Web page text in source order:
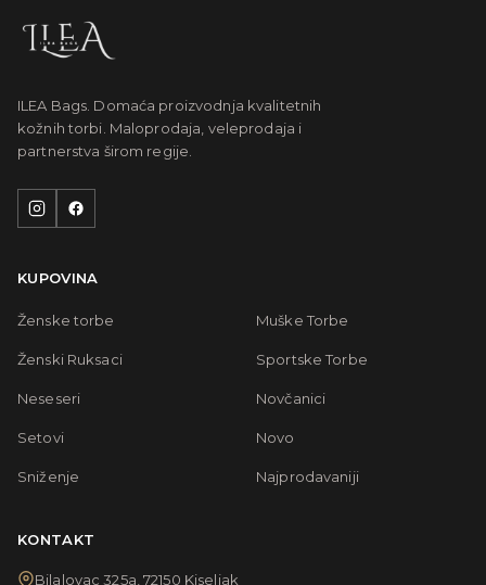
ILEA Bags. Domaća proizvodnja kvalitetnih
kožnih torbi. Maloprodaja, veleprodaja i
partnerstva širom regije.
KUPOVINA
Ženske torbe Muške Torbe
Ženski Ruksaci Sportske Torbe
Neseseri Novčanici
Setovi Novo
Sniženje Najprodavaniji
KONTAKT
Bilalovac 325a, 72150 Kiseljak